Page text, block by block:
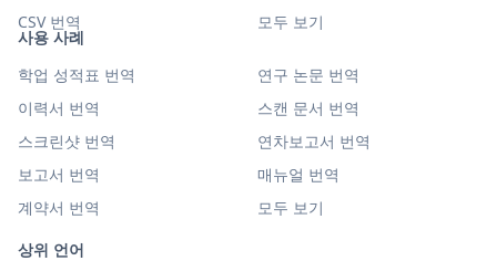
사용 사례
학업 성적표 번역
연구 논문 번역
이력서 번역
스캔 문서 번역
스크린샷 번역
연차보고서 번역
보고서 번역
매뉴얼 번역
계약서 번역
모두 보기
상위 언어
CSV 번역
모두 보기